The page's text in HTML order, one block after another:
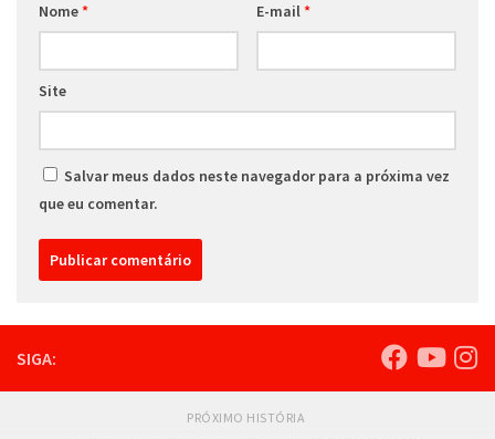
Nome* E-mail *
Site
Salvar meus dados neste navegador para a próxima vez
que eu comentar.
SIGA:
PRÓXIMO HISTÓRIA